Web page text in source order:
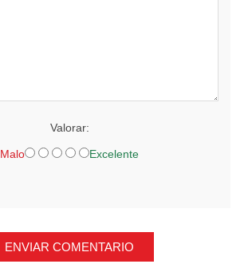
Valorar:
Malo Excelente
ENVIAR COMENTARIO